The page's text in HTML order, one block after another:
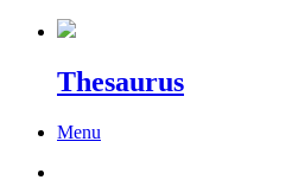
Thesaurus
Menu